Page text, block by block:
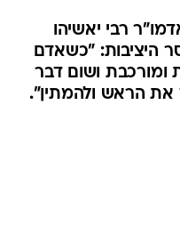
רבי יאשיהו
היציבות: "כשאדם
ומורכבת ושום דבר
את הראש ולהמתין".